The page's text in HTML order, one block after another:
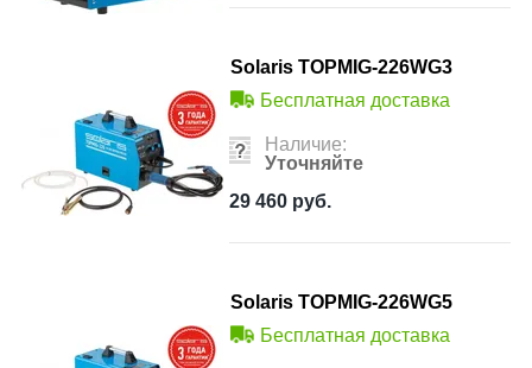
Solaris TOPMIG-226WG3
Бесплатная доставка
Наличие:
Уточняйте
29 460 руб.
Solaris TOPMIG-226WG5
Бесплатная доставка